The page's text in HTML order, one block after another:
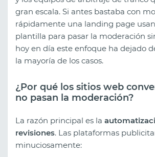
gran escala. Si antes bastaba con
rápidamente una landing page
plantilla para pasar la moderación
hoy en día este enfoque ha dejado
la mayoría de los casos.
¿Por qué los sitios web
no pasan la moderación?
La razón principal es la
revisiones. Las plataformas
minuciosamente: